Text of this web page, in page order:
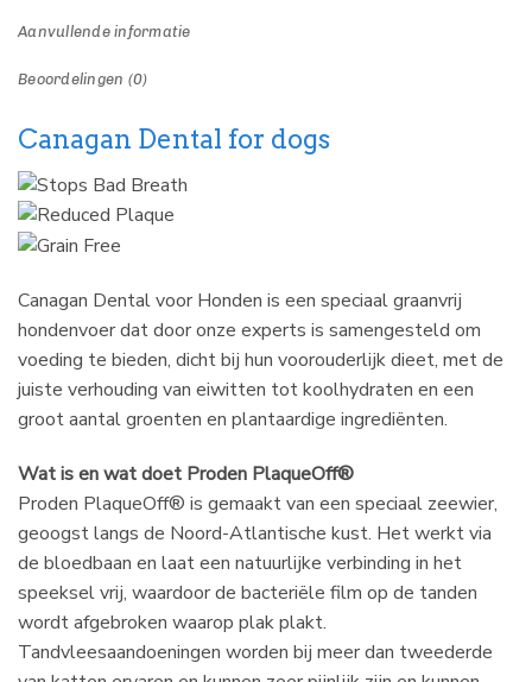
Aanvullende informatie
Beoordelingen (0)
Canagan Dental for dogs
Canagan Dental voor Honden is een speciaal graanvrij
hondenvoer dat door onze experts is samengesteld om
voeding te bieden, dicht bij hun voorouderlijk dieet, met de
juiste verhouding van eiwitten tot koolhydraten en een
groot aantal groenten en plantaardige ingrediënten.
Wat is en wat doet Proden PlaqueOff®
Proden PlaqueOff® is gemaakt van een speciaal zeewier,
geoogst langs de Noord-Atlantische kust. Het werkt via
de bloedbaan en laat een natuurlijke verbinding in het
speeksel vrij, waardoor de bacteriële film op de tanden
wordt afgebroken waarop plak plakt.
Tandvleesaandoeningen worden bij meer dan tweederde